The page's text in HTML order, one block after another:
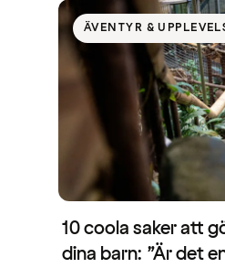
ÄVENTYR &
10 coola saker att
dina barn: ”Är det